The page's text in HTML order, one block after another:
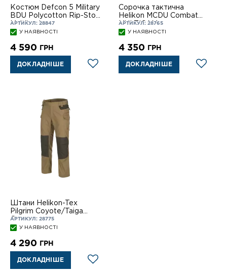
Костюм Defcon 5 Military
BDU Polycotton Rip-Stop
Multiland
АРТИКУЛ: 28847
У НАЯВНОСТІ
4 590 ГРН
ДОКЛАДНІШЕ
Сорочка тактична
Helikon MCDU Combat
MULTICAM
АРТИКУЛ: 28765
У НАЯВНОСТІ
4 350 ГРН
ДОКЛАДНІШЕ
Штани Helikon-Tex
Pilgrim Coyote/Taiga
Green
АРТИКУЛ: 28775
У НАЯВНОСТІ
4 290 ГРН
ДОКЛАДНІШЕ